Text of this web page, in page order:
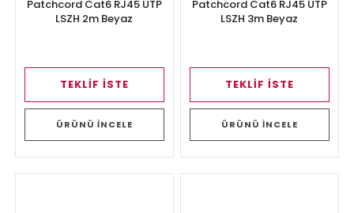
Patchcord Cat6 RJ45 UTP
LSZH 2m Beyaz
TEKLİF İSTE
ÜRÜNÜ İNCELE
Patchcord Cat6 RJ45 UTP
LSZH 3m Beyaz
TEKLİF İSTE
ÜRÜNÜ İNCELE